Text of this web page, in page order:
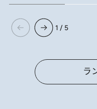
1 / 5
ラ